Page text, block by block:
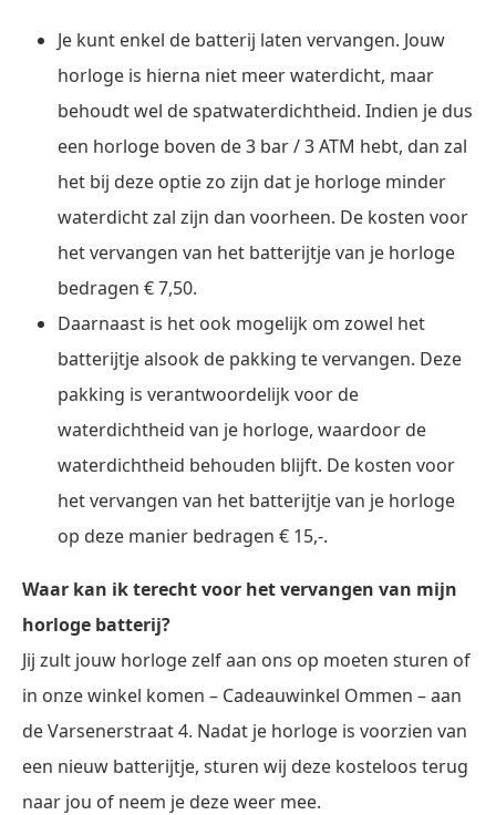
Je kunt enkel de batterij laten vervangen. Jouw
horloge is hierna niet meer waterdicht, maar
behoudt wel de spatwaterdichtheid. Indien je dus
een horloge boven de 3 bar / 3 ATM hebt, dan zal
het bij deze optie zo zijn dat je horloge minder
waterdicht zal zijn dan voorheen. De kosten voor
het vervangen van het batterijtje van je horloge
bedragen € 7,50.
Daarnaast is het ook mogelijk om zowel het
batterijtje alsook de pakking te vervangen. Deze
pakking is verantwoordelijk voor de
waterdichtheid van je horloge, waardoor de
waterdichtheid behouden blijft. De kosten voor
het vervangen van het batterijtje van je horloge
op deze manier bedragen € 15,-.
Waar kan ik terecht voor het vervangen van mijn
horloge batterij?
Jij zult jouw horloge zelf aan ons op moeten sturen of
in onze winkel komen – Cadeauwinkel Ommen – aan
de Varsenerstraat 4. Nadat je horloge is voorzien van
een nieuw batterijtje, sturen wij deze kosteloos terug
naar jou of neem je deze weer mee.